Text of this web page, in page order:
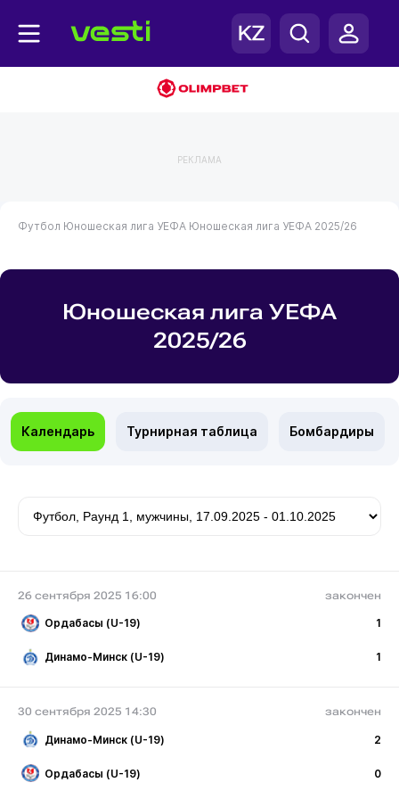
РЕКЛАМА
Футбол Юношеская лига УЕФА Юношеская лига УЕФА 2025/26
Юношеская лига УЕФА
2025/26
Календарь Турнирная таблица Бомбардиры
26 сентября 2025 16:00 закончен
Ордабасы (U-19) 1
Динамо-Минск (U-19) 1
30 сентября 2025 14:30 закончен
Динамо-Минск (U-19) 2
Ордабасы (U-19) 0